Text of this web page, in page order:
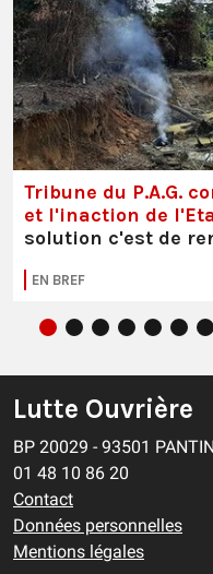
Tribune du P.A.G.
et l'inaction de
solution c'est de
EN BREF
Lutte Ouvrière
BP 20029 - 93501
01 48 10 86 20
Contact
Données personnelles
Mentions légales